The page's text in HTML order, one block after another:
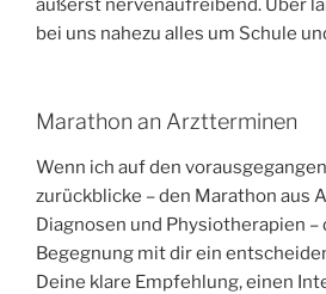
äußerst nervenaufreibend. Über
bei uns nahezu alles um Schule
Marathon an Arztterminen
Wenn ich auf den
zurückblicke – den Marathon aus
Diagnosen und Physiotherapien –
Begegnung mit dir ein
Deine klare Empfehlung, einen